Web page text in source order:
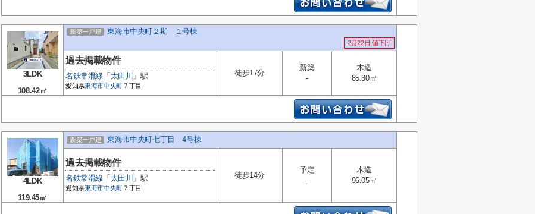
3LDK
108.42㎡
新築一戸建 東海市中央町２期 １号棟
2月22日 値下げ
過去掲載物件
名鉄常滑線 「 太田川 」駅
愛知県東海市中央町 ７丁目
徒歩17分
新築
-
木造
85.30㎡
4LDK
119.45㎡
新築一戸建 東海市中央町七丁目 4号棟
過去掲載物件
名鉄常滑線 「 太田川 」駅
愛知県東海市中央町 ７丁目
徒歩14分
予定
-
木造
96.05㎡